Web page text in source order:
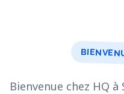
Bienvenue chez HQ